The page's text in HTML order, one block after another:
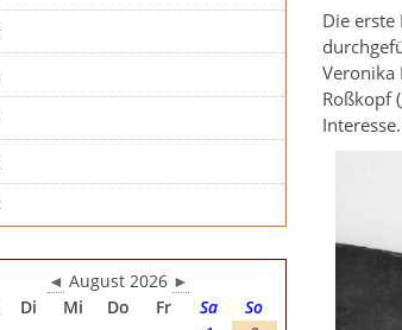
◄ August 2026 ►
Di Mi Do Fr Sa
So
Die erste
Veronika
Roßkopf
Interesse.